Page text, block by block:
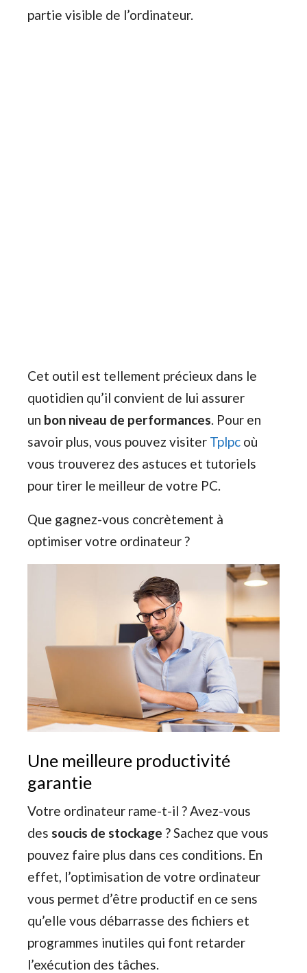
partie visible de l’ordinateur.
Cet outil est tellement précieux dans le
quotidien qu’il convient de lui assurer
un bon niveau de performances. Pour en
savoir plus, vous pouvez visiter Tplpc où
vous trouverez des astuces et tutoriels
pour tirer le meilleur de votre PC.
Que gagnez-vous concrètement à
optimiser votre ordinateur ?
Une meilleure productivité
garantie
Votre ordinateur rame-t-il ? Avez-vous
des soucis de stockage ? Sachez que vous
pouvez faire plus dans ces conditions. En
effet, l’optimisation de votre ordinateur
vous permet d’être productif en ce sens
qu’elle vous débarrasse des fichiers et
programmes inutiles qui font retarder
l’exécution des tâches.